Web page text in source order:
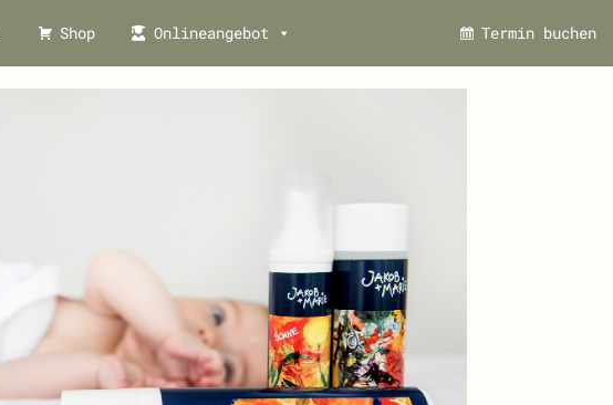
Shop Termin buchen
Onlineangebot